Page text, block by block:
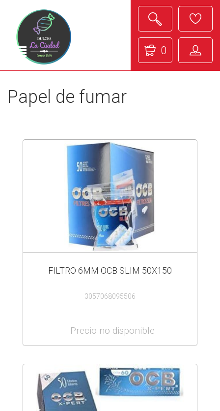
0
Papel de fumar
FILTRO 6MM OCB SLIM 50X150
3057068095506
Precio no disponible